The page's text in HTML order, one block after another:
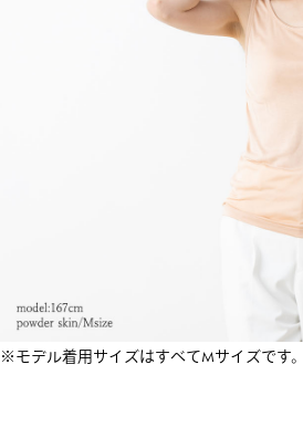
※モデル着用サイズはすべてMサイズです。